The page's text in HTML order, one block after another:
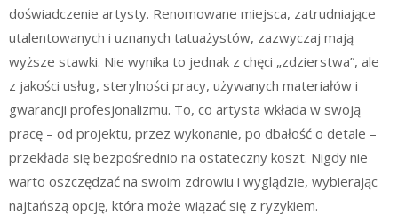
doświadczenie artysty. Renomowane miejsca, zatrudniające
utalentowanych i uznanych tatuażystów, zazwyczaj mają
wyższe stawki. Nie wynika to jednak z chęci „zdzierstwa”, ale
z jakości usług, sterylności pracy, używanych materiałów i
gwarancji profesjonalizmu. To, co artysta wkłada w swoją
pracę – od projektu, przez wykonanie, po dbałość o detale –
przekłada się bezpośrednio na ostateczny koszt. Nigdy nie
warto oszczędzać na swoim zdrowiu i wyglądzie, wybierając
najtańszą opcję, która może wiązać się z ryzykiem.